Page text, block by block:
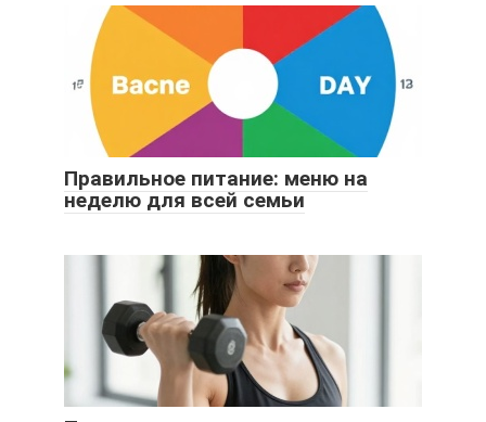
Правильное питание: меню на
неделю для всей семьи